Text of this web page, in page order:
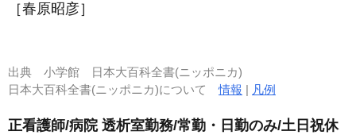
［春原昭彦］
出典 小学館 日本大百科全書(ニッポニカ)
日本大百科全書(ニッポニカ)について情報 | 凡例
正看護師/病院 透析室勤務/常勤・日勤のみ/土日祝休